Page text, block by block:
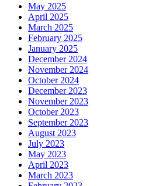
May 2025
April 2025
March 2025
February 2025
January 2025
December 2024
November 2024
October 2024
December 2023
November 2023
October 2023
September 2023
August 2023
July 2023
May 2023
April 2023
March 2023